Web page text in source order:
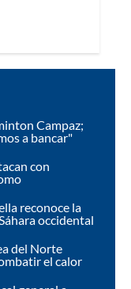
Campaz;
a bancar"
con
reconoce la
occidental
del Norte
el calor